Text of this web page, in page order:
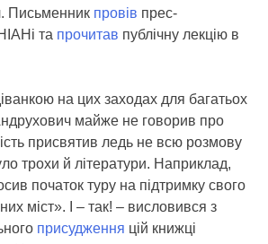
Письменник провів прес-
та прочитав публічну лекцію в
на цих заходах для багатьох
майже не говорив про
присвятив ледь не всю розмову
трохи й літератури. Наприклад,
початок туру на підтримку свого
міст». І – так! – висловився з
присудження цій книжці